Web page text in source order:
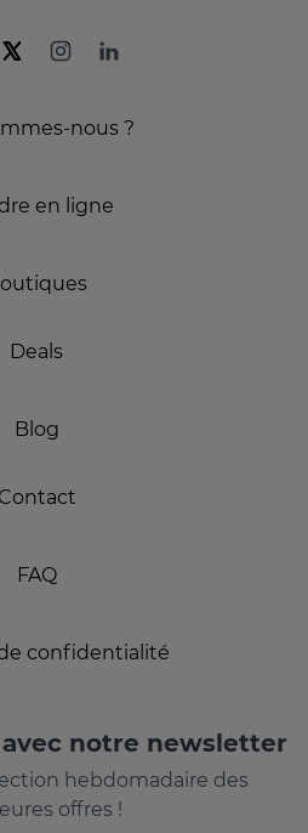
nous ?
en ligne
Deals
Blog
Contact
FAQ
confidentialité
notre newsletter
hebdomadaire des
offres !